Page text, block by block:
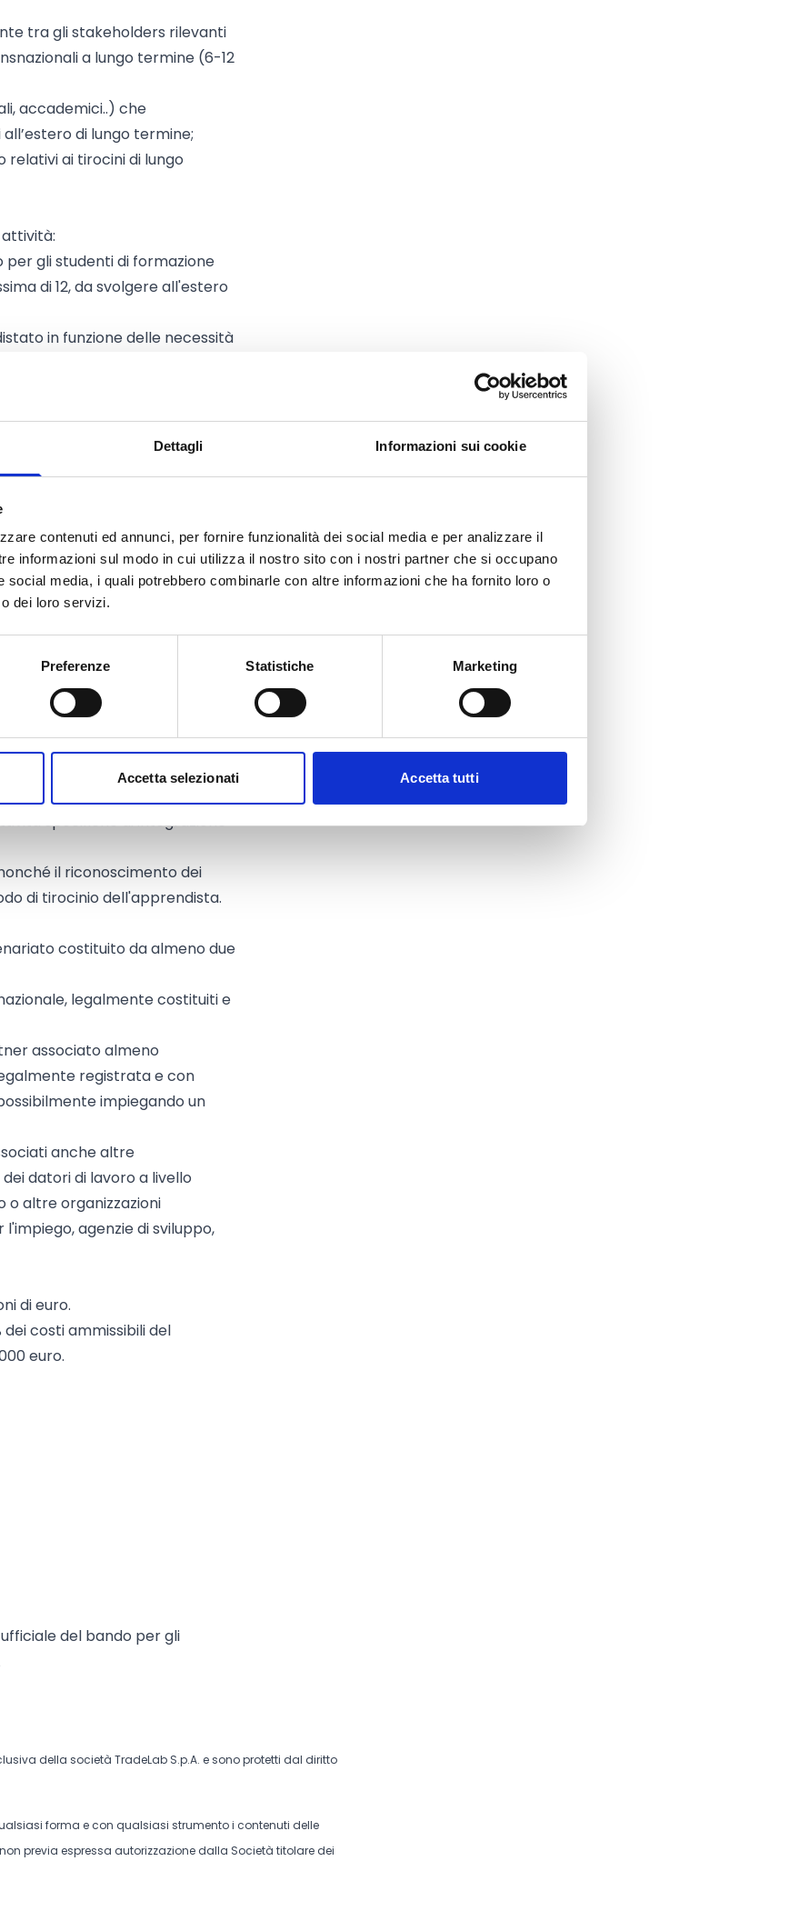
Dettagli Informazioni sui cookie
contenuti ed annunci, per fornire funzionalità dei social media e per analizzare il
informazioni sul modo in cui utilizza il nostro sito con i nostri partner che si occupano
social media, i quali potrebbero combinarle con altre informazioni che ha fornito loro o
dei loro servizi.
Preferenze Statistiche Marketing
Accetta selezionati Accetta tutti
tra gli stakeholders rilevanti
a lungo termine (6-12
accademici..) che
di lungo termine;
ai tirocini di lungo
gli studenti di formazione
di 12, da svolgere all'estero
in funzione delle necessità
dagli apprendisti;
come preparazione, e parte,
per i tirocini
con chiari risultati di
dei giovani nella località
europea tra gli
preparate a ospitare e
tra le organizzazioni
in generale sviluppare sistemi
mobilità nella formazione
degli apprendisti;
specifiche di integrazione
il riconoscimento dei
di tirocinio dell'apprendista.
costituito da almeno due
legalmente costituiti e
associato almeno
registrata e con
impiegando un
anche altre
datori di lavoro a livello
altre organizzazioni
agenzie di sviluppo,
di euro.
costi ammissibili del
euro.
del bando per gli
della società TradeLab S.p.A. e sono protetti dal diritto
forma e con qualsiasi strumento i contenuti delle
previa espressa autorizzazione dalla Società titolare dei